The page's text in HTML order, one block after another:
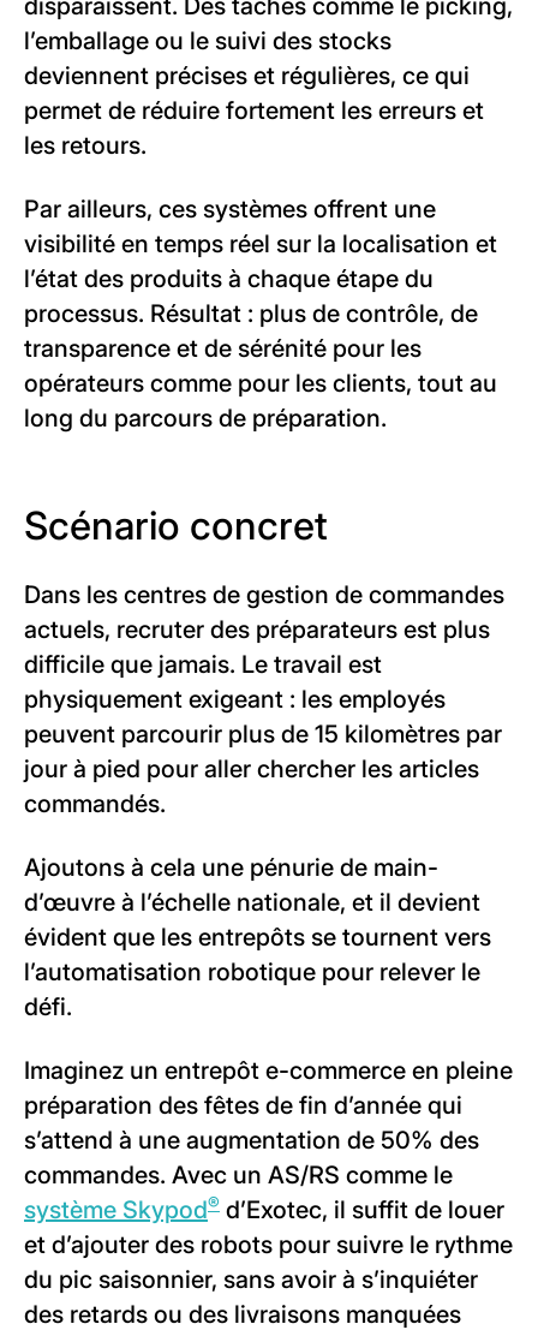
disparaissent. Des tâches comme le picking,
l’emballage ou le suivi des stocks
deviennent précises et régulières, ce qui
permet de réduire fortement les erreurs et
les retours.
Par ailleurs, ces systèmes offrent une
visibilité en temps réel sur la localisation et
l’état des produits à chaque étape du
processus. Résultat : plus de contrôle, de
transparence et de sérénité pour les
opérateurs comme pour les clients, tout au
long du parcours de préparation.
Scénario concret
Dans les centres de gestion de commandes
actuels, recruter des préparateurs est plus
difficile que jamais. Le travail est
physiquement exigeant : les employés
peuvent parcourir plus de 15 kilomètres par
jour à pied pour aller chercher les articles
commandés.
Ajoutons à cela une pénurie de main-
d’œuvre à l’échelle nationale, et il devient
évident que les entrepôts se tournent vers
l’automatisation robotique pour relever le
défi.
Imaginez un entrepôt e-commerce en pleine
préparation des fêtes de fin d’année qui
s’attend à une augmentation de 50% des
commandes. Avec un AS/RS comme le
système Skypod® d’Exotec, il suffit de louer
et d’ajouter des robots pour suivre le rythme
du pic saisonnier, sans avoir à s’inquiéter
des retards ou des livraisons manquées